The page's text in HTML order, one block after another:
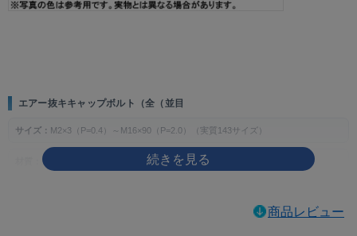
エアー抜キキャップボルト（全（並目
サイズ： M2×3（P=0.4）～M16×90（P=2.0）（実質143サイズ）
ステンレス、チタン、SUS316L
商品レビュー